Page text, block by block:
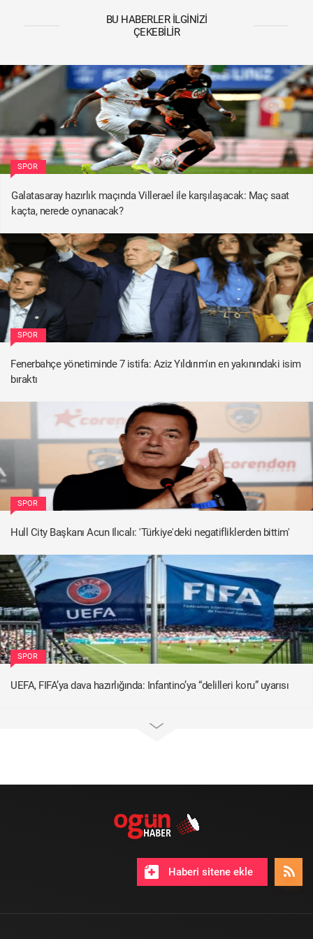
BU HABERLER İLGINIZI
ÇEKEBILIR
SPOR
Galatasaray hazırlık maçında Villerael ile karşılaşacak: Maç saat
kaçta, nerede oynanacak?
SPOR
Fenerbahçe yönetiminde 7 istifa: Aziz Yıldırım'ın en yakınındaki isim
bıraktı
SPOR
Hull City Başkanı Acun Ilıcalı: 'Türkiye'deki negatifliklerden bittim'
SPOR
UEFA, FIFA’ya dava hazırlığında: Infantino’ya “delilleri koru” uyarısı
Haberi sitene ekle